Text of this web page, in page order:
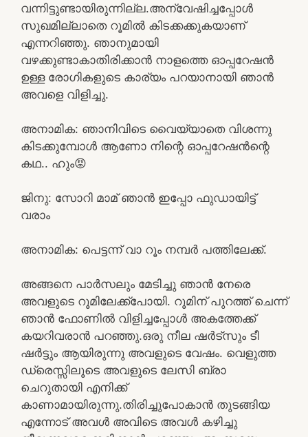
വന്നിട്ടുണ്ടായിരുന്നില്ല.അന്വേഷിച്ചപ്പോൾ
സുഖമില്ലാതെ റൂമിൽ കിടക്കക്കുകയാണ്
എന്നറിഞ്ഞു. ഞാനുമായി
വഴക്കുണ്ടാകാതിരിക്കാൻ നാളത്തെ ഓപ്പറേഷൻ
ഉള്ള രോഗികളുടെ കാര്യം പറയാനായി ഞാൻ
അവളെ വിളിച്ചു.
അനാമിക: ഞാനിവിടെ വൈയ്യാതെ വിശന്നു
കിടക്കുമ്പോൾ ആണോ നിന്റെ ഓപ്പറേഷൻന്റെ
കഥ.. ഹും😡
ജിനു: സോറി മാമ് ഞാൻ ഇപ്പോ ഫുഡായിട്ട്
വരാം
അനാമിക: പെട്ടന്ന് വാ റൂം നമ്പർ പത്തിലേക്ക്.
അങ്ങനെ പാർസലും മേടിച്ചു ഞാൻ നേരെ
അവളുടെ റൂമിലേക്ക്പോയി. റൂമിന് പുറത്ത് ചെന്ന്
ഞാൻ ഫോണിൽ വിളിച്ചപ്പോൾ അകത്തേക്ക്
കയറിവരാൻ പറഞ്ഞു.ഒരു നീല ഷർട്സും ടീ
ഷർട്ടും ആയിരുന്നു അവളുടെ വേഷം. വെളുത്ത
ഡ്രെസ്സിലൂടെ അവളുടെ ലേസി ബ്രാ
ചെറുതായി എനിക്ക്
കാണാമായിരുന്നു.തിരിച്ചുപോകാൻ തുടങ്ങിയ
എന്നോട് അവൾ അവിടെ അവൾ കഴിച്ചു